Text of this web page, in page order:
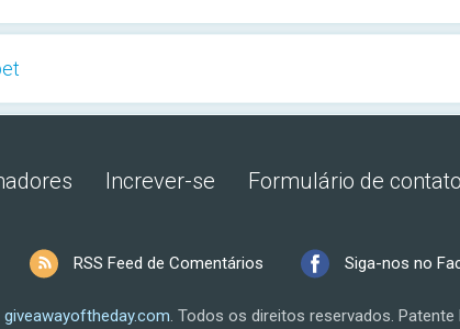
Increver-se Formulário de contato
RSS Feed de Comentários Siga-nos no
giveawayoftheday.com. Todos os direitos reservados. Patente